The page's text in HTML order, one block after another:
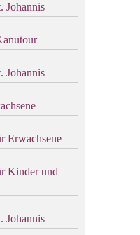
Johannis
Johannis
Erwachsene
Kinder und
Johannis